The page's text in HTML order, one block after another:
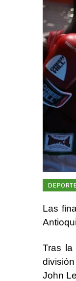
Las
Tras la
John